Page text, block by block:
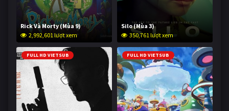
Rick Và Morty (Mùa 9)
2,992,601 lượt xem
Silo (Mùa 3)
350,761 lượt xem
FULL HD VIETSUB FULL HD VIETSUB